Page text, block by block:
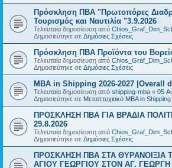
Πρόσκληση ΠΒΑ "Πρωτοπόρες
Τουρισμός και Ναυτιλία "3.9.2026
Τελευταία δημοσίευση από
Δημοσιεύτηκε σε Δημόσιες Σχέσεις
Πρόσκληση ΠΒΑ Προϊόντα του
Τελευταία δημοσίευση από
Δημοσιεύτηκε σε Δημόσιες Σχέσεις
MBA in Shipping 2026-2027 |Overall
Τελευταία δημοσίευση από shipping-mba « 05
Δημοσιεύτηκε σε Μεταπτυχιακό MBA in Shipping
ΠΡΟΣΚΛΗΣΗ ΠΒΑ ΓΙΑ ΒΡΑΔΙΑ
29.8.2026
Τελευταία δημοσίευση από
Δημοσιεύτηκε σε Δημόσιες Σχέσεις
ΠΡΟΣΚΛΗΣΗ ΠΒΑ ΣΤΑ ΘΥΡΑΝΟΙΞΙΑ
ΑΓΙΟΥ ΓΕΩΡΓΙΟΥ ΣΤΟΝ ΑΓ. ΓΕΩΡΓΗ